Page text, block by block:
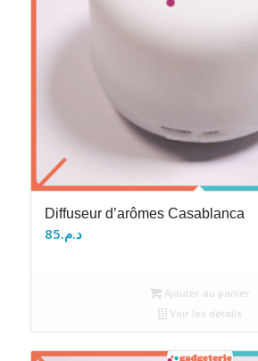
Diffuseur d’arômes Casablanca
د.م.85
Ajouter au panier
Voir les détails